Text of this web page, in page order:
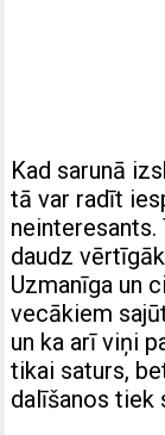
Kad sarunā
tā var radīt
neinteresants.
daudz
Uzmanīga un
vecākiem
un ka arī viņi
tikai saturs,
dalīšanos tiek